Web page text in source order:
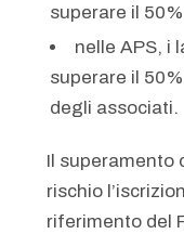
superare il
nelle APS, i
superare il
degli associati.
Il superamento
rischio
riferimento del